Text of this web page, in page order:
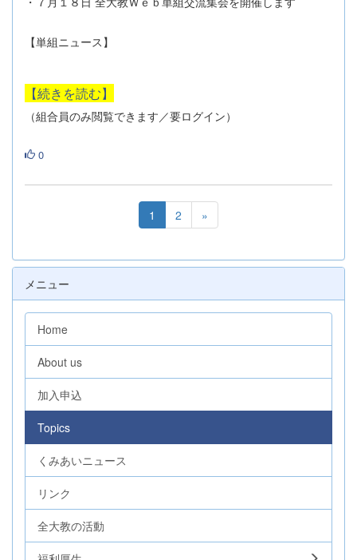
【単組ニュース】
【続きを読む】
（組合員のみ閲覧できます／要ログイン）
0
1 2 »
メニュー
Home
About us
加入申込
Topics
くみあいニュース
リンク
全大教の活動